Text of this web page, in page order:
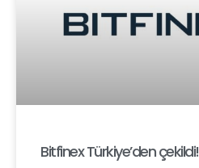
Bitfinex Türkiye’den çekildi!